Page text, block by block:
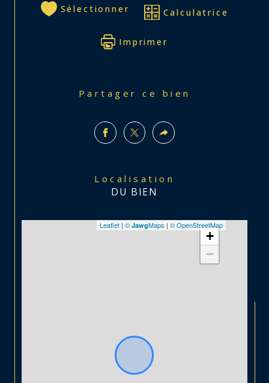
Sélectionner Calculatrice
Imprimer
Partager ce bien
Localisation
DU BIEN
+
−
Leaflet | © JawgMaps | © OpenStreetMap